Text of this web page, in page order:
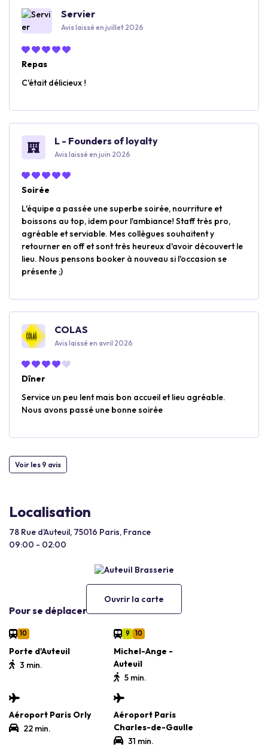
Servier
Avis laissé en juillet 2026
Repas
C'était délicieux !
L - Founders of loyalty
Avis laissé en juin 2026
Soirée
L'équipe a passée une superbe soirée, nourriture et
boissons au top, idem pour l'ambiance! Staff très pro,
agréable et serviable. Mes collègues souhaitent y
retourner en off et sont très heureux d'avoir découvert le
lieu. Nous pensons booker à nouveau si l'occasion se
présente ;)
COLAS
Avis laissé en avril 2026
Dîner
Service un peu lent mais bon accueil et lieu agréable.
Nous avons passé une bonne soirée
Voir les 9 avis
Localisation
78 Rue d'Auteuil, 75016 Paris, France
09:00 - 02:00
Ouvrir la carte
Pour se déplacer
10
Porte d'Auteuil
3 min.
9 10
Michel-Ange -
Auteuil
5 min.
Aéroport Paris Orly
22 min.
Aéroport Paris
Charles-de-Gaulle
31 min.